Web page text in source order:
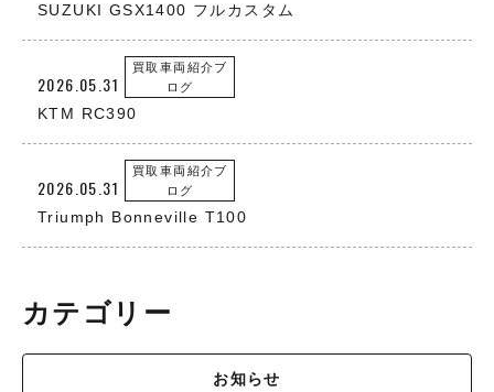
SUZUKI GSX1400 フルカスタム
2026.05.31
買取車両紹介ブ
ログ
KTM RC390
2026.05.31
買取車両紹介ブ
ログ
Triumph Bonneville T100
カテゴリー
お知らせ